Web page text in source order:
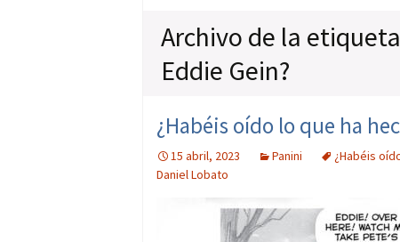
Archivo de la
Eddie Gein?
¿Habéis oído lo que ha
15 abril, 2023 Panini ¿Habéis
Daniel Lobato